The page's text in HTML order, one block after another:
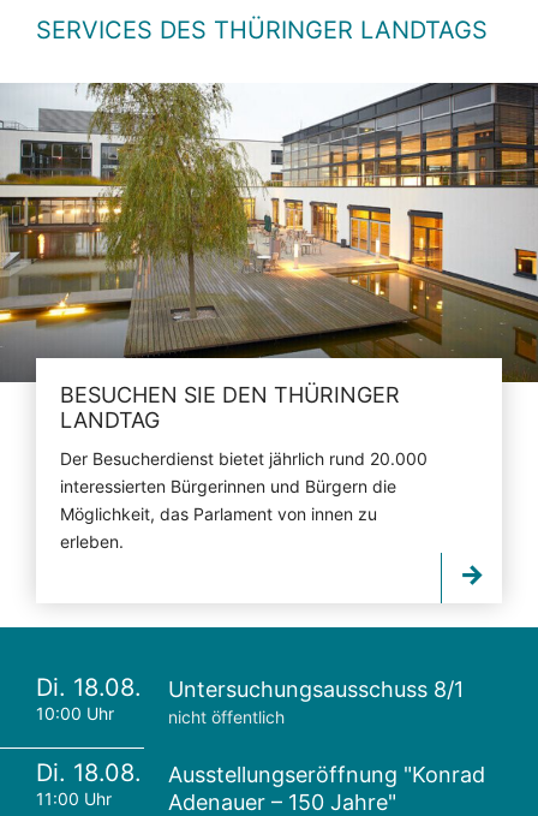
SERVICES DES THÜRINGER LANDTAGS
BESUCHEN SIE DEN THÜRINGER
LANDTAG
Der Besucherdienst bietet jährlich rund 20.000
interessierten Bürgerinnen und Bürgern die
Möglichkeit, das Parlament von innen zu
erleben.
Di. 18.08.
10:00 Uhr
Untersuchungsausschuss 8/1
nicht öffentlich
Di. 18.08.
11:00 Uhr
Ausstellungseröffnung "Konrad
Adenauer – 150 Jahre"